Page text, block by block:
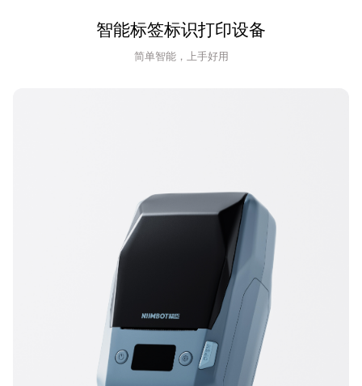
智能标签标识打印设备
简单智能，上手好用